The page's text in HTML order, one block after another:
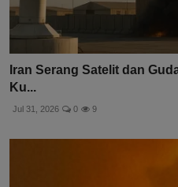
Iran Serang Satelit dan
Ku...
Jul 31, 2026 0 9